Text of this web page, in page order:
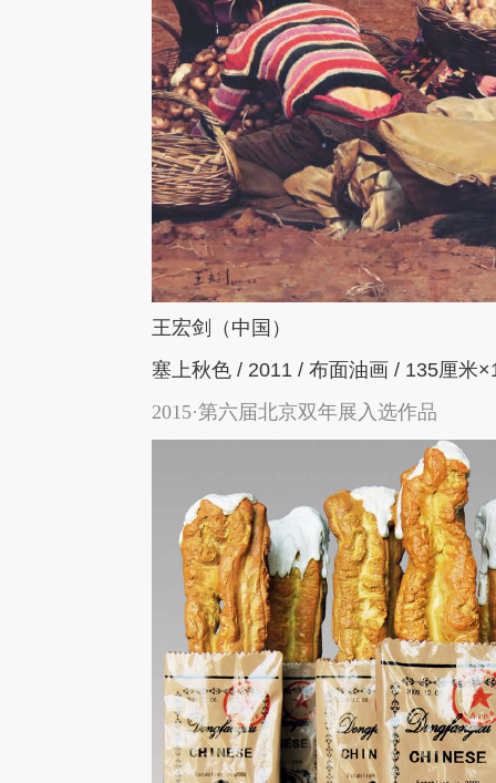
王宏剑（中国）
塞上秋色 / 2011 / 布面油画 / 135厘米
2015·第六届北京双年展入选作品